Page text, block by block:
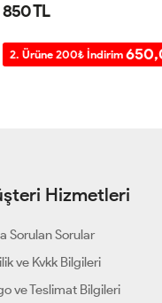
850 TL
2. Ürüne 200₺ İndirim
Hizmetleri
Sorulan Sorular
ve Kvkk Bilgileri
ve Teslimat Bilgileri